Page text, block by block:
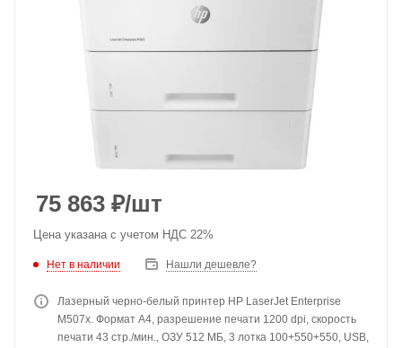
75 863 ₽/шт
Цена указана с учетом НДС 22%
Нет в наличии Нашли дешевле?
Лазерный черно-белый принтер HP LaserJet Enterprise
M507x. Формат A4, разрешение печати 1200 dpi, скорость
печати 43 стр./мин., ОЗУ 512 МБ, 3 лотка 100+550+550, USB,